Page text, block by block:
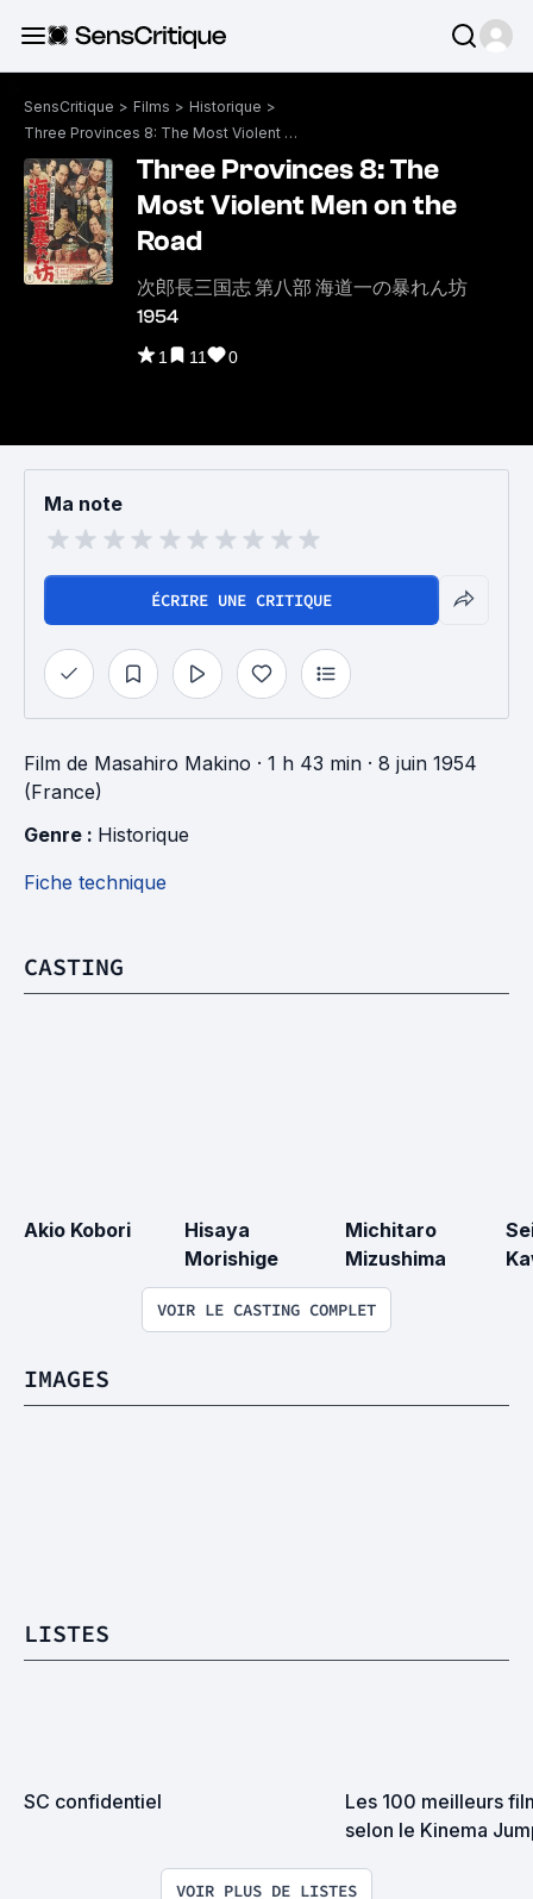
SensCritique > Films > Historique >
Three Provinces 8: The Most Violent Men on the Road
Three Provinces 8: The
Most Violent Men on the
Road
次郎長三国志 第八部 海道一の暴れん坊
1954
1 11 0
Ma note
ÉCRIRE UNE CRITIQUE
Film de Masahiro Makino · 1 h 43 min · 8 juin 1954
(France)
Genre : Historique
Fiche technique
CASTING
Akio Kobori
Hisaya
Morishige
Michitaro
Mizushima
VOIR LE CASTING COMPLET
IMAGES
LISTES
SC confidentiel
Les 100 meilleurs
selon le Kinema
parvenus jusque
VOIR PLUS DE LISTES